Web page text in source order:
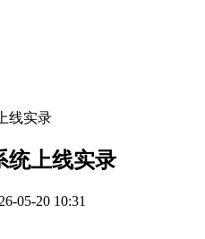
线实录
统上线实录
05-20 10:31